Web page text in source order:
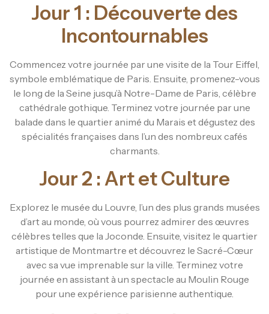
Jour 1 : Découverte des
Incontournables
Commencez votre journée par une visite de la Tour Eiffel,
symbole emblématique de Paris. Ensuite, promenez-vous
le long de la Seine jusqu’à Notre-Dame de Paris, célèbre
cathédrale gothique. Terminez votre journée par une
balade dans le quartier animé du Marais et dégustez des
spécialités françaises dans l’un des nombreux cafés
charmants.
Jour 2 : Art et Culture
Explorez le musée du Louvre, l’un des plus grands musées
d’art au monde, où vous pourrez admirer des œuvres
célèbres telles que la Joconde. Ensuite, visitez le quartier
artistique de Montmartre et découvrez le Sacré-Cœur
avec sa vue imprenable sur la ville. Terminez votre
journée en assistant à un spectacle au Moulin Rouge
pour une expérience parisienne authentique.